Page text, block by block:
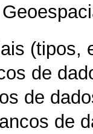
(tipos,
de
de
de